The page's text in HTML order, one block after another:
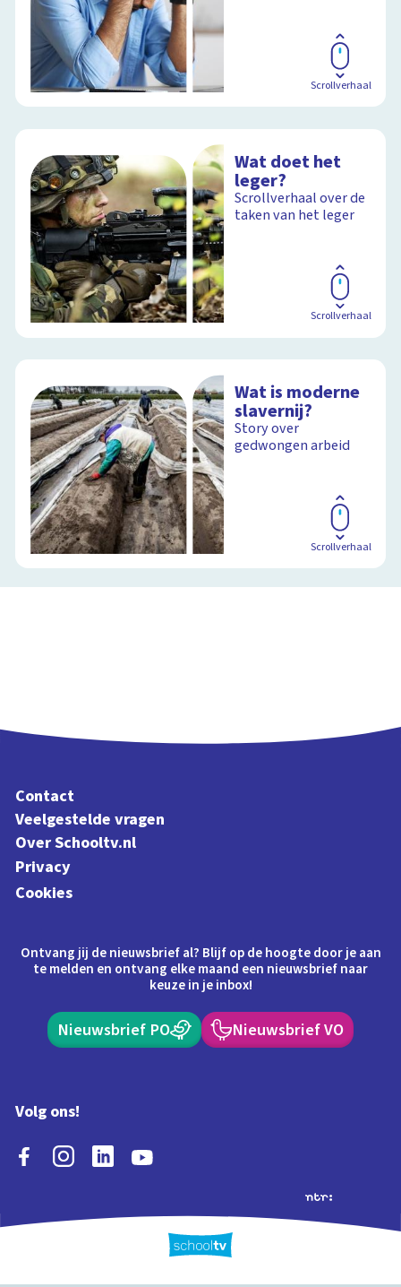
Scrollverhaal
Wat doet het
leger?
Scrollverhaal over de
taken van het leger
Scrollverhaal
Wat is moderne
slavernij?
Story over
gedwongen arbeid
Scrollverhaal
Contact
Veelgestelde vragen
Over Schooltv.nl
Privacy
Cookies
Ontvang jij de nieuwsbrief al? Blijf op de hoogte door je aan
te melden en ontvang elke maand een nieuwsbrief naar
keuze in je inbox!
Nieuwsbrief PO Nieuwsbrief VO
Volg ons!